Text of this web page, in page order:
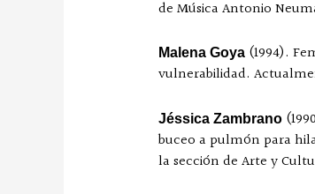
de Música Antonio
Malena Goya(1994).
vulnerabilidad.
Jéssica Zambrano
buceo a pulmón para
la sección de Arte y